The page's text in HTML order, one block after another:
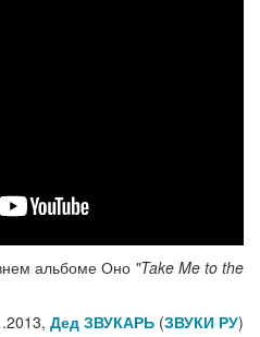
альбоме Оно "Take Me to the
Дед ЗВУКАРЬ (ЗВУКИ РУ)